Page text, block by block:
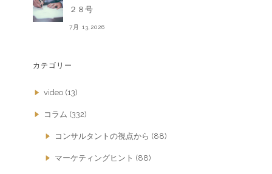
２８号
7月 13,2026
カテゴリー
video (13)
コラム (332)
コンサルタントの視点から (88)
マーケティングヒント (88)